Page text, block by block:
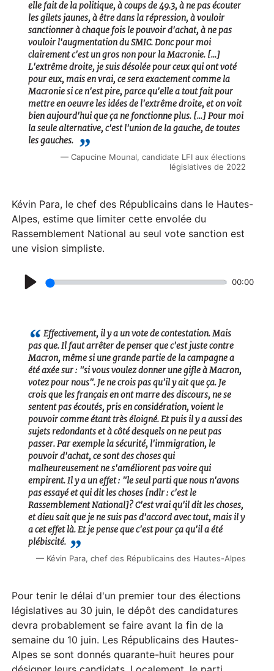
y
elle fait de la politique, à coups de 49.3, à ne pas écouter
les gilets jaunes, à être dans la répression, à vouloir
sanctionner à chaque fois le pouvoir d'achat, à ne pas
vouloir l'augmentation du SMIC. Donc pour moi
clairement c'est un gros non pour la Macronie. [...]
L'extrême droite, je suis désolée pour ceux qui ont voté
pour eux, mais en vrai, ce sera exactement comme la
Macronie si ce n'est pire, parce qu'elle a tout fait pour
mettre en oeuvre les idées de l'extrême droite, et on voit
bien aujourd'hui que ça ne fonctionne plus. [...] Pour moi
la seule alternative, c'est l'union de la gauche, de toutes
les gauches.
Capucine Mounal, candidate LFI aux élections
législatives de 2022
Kévin Para, le chef des Républicains dans le Hautes-
Alpes, estime que limiter cette envolée du
Rassemblement National au seul vote sanction est
une vision simpliste.
a
y
00:00
Effectivement, il y a un vote de contestation. Mais
pas que. Il faut arrêter de penser que c'est juste contre
Macron, même si une grande partie de la campagne a
été axée sur : "si vous voulez donner une gifle à Macron,
votez pour nous". Je ne crois pas qu'il y ait que ça. Je
crois que les français en ont marre des discours, ne se
sentent pas écoutés, pris en considération, voient le
pouvoir comme étant très éloigné. Et puis il y a aussi des
sujets redondants et à côté desquels on ne peut pas
passer. Par exemple la sécurité, l'immigration, le
pouvoir d'achat, ce sont des choses qui
malheureusement ne s'améliorent pas voire qui
empirent. Il y a un effet : "le seul parti que nous n'avons
pas essayé et qui dit les choses [ndlr : c'est le
Rassemblement National]? C'est vrai qu'il dit les choses,
et dieu sait que je ne suis pas d'accord avec tout, mais il y
a cet effet là. Et je pense que c'est pour ça qu'il a été
plébiscité.
Kévin Para, chef des Républicains des Hautes-Alpes
Pour tenir le délai d'un premier tour des élections
législatives au 30 juin, le dépôt des candidatures
devra probablement se faire avant la fin de la
semaine du 10 juin. Les Républicains des Hautes-
Alpes se sont donnés quarante-huit heures pour